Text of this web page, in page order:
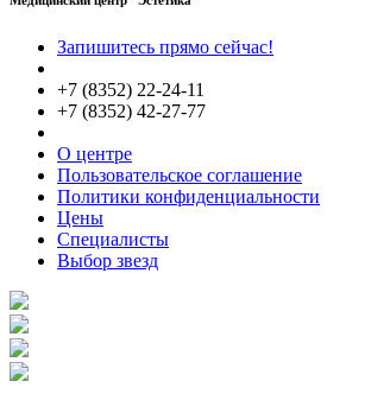
Запишитесь прямо сейчас!
+7 (8352) 22-24-11
+7 (8352) 42-27-77
О центре
Пользовательское соглашение
Политики конфиденциальности
Цены
Специалисты
Выбор звезд